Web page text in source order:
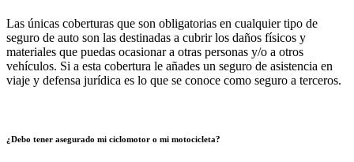
Las únicas coberturas que son obligatorias en cualquier tipo de
seguro de auto son las destinadas a cubrir los daños físicos y
materiales que puedas ocasionar a otras personas y/o a otros
vehículos. Si a esta cobertura le añades un seguro de asistencia en
viaje y defensa jurídica es lo que se conoce como seguro a terceros.
¿Debo tener asegurado mi ciclomotor o mi motocicleta?